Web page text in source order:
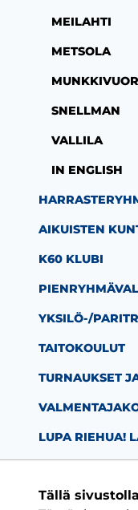
Tällä
MEILAHTI
METSOLA
SNELLMAN
VALLILA
IN ENGLISH
AIKUISTEN
K60 KLUBI
YKSILÖ-/
TAITOKOULUT
TURNAUKSET
LUPA RIEHUA!